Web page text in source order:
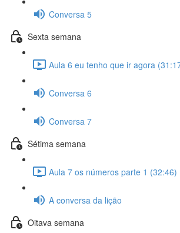
Conversa 5
Sexta semana
Aula 6 eu tenho que ir agora
Conversa 6
Conversa 7
Sétima semana
Aula 7 os números parte 1 (32:46)
A conversa da lição
Oitava semana